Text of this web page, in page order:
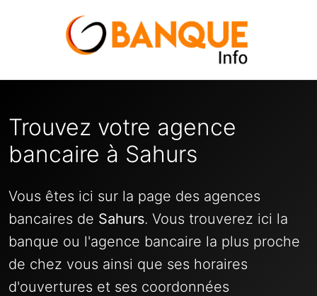
Trouvez votre agence
bancaire à Sahurs
Vous êtes ici sur la page des agences
bancaires de Sahurs. Vous trouverez ici la
banque ou l'agence bancaire la plus proche
de chez vous ainsi que ses horaires
d'ouvertures et ses coordonnées